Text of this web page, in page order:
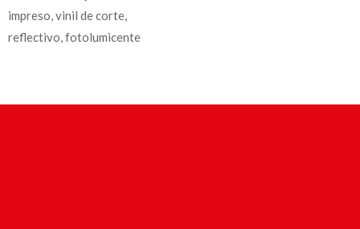
impreso, vinil de corte,
reflectivo, fotolumicente